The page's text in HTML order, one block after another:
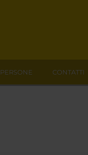
PERSONE CONTATTI